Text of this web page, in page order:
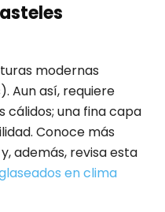
modernas
Aun así, requiere
cálidos; una fina capa
Conoce más
y, además, revisa esta
en clima